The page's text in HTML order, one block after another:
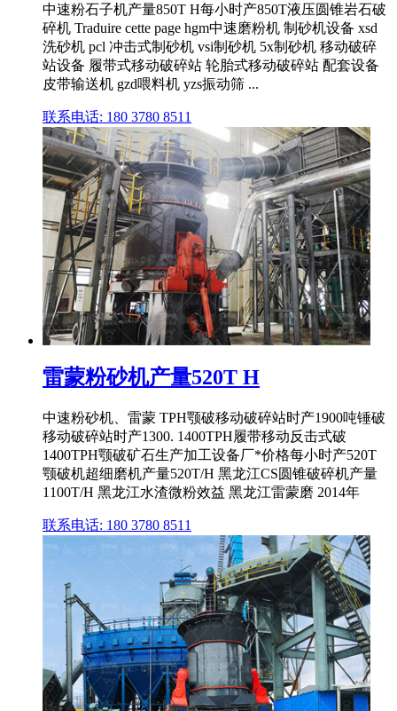
中速粉石子机产量850T H每小时产850T液压圆锥岩石破
碎机 Traduire cette page hgm中速磨粉机 制砂机设备 xsd
洗砂机 pcl 冲击式制砂机 vsi制砂机 5x制砂机 移动破碎
站设备 履带式移动破碎站 轮胎式移动破碎站 配套设备
皮带输送机 gzd喂料机 yzs振动筛 ...
联系电话: 180 3780 8511
雷蒙粉砂机产量520T H
中速粉砂机、雷蒙 TPH颚破移动破碎站时产1900吨锤破
移动破碎站时产1300. 1400TPH履带移动反击式破
1400TPH颚破矿石生产加工设备厂*价格每小时产520T
颚破机超细磨机产量520T/H 黑龙江CS圆锥破碎机产量
1100T/H 黑龙江水渣微粉效益 黑龙江雷蒙磨 2014年
联系电话: 180 3780 8511